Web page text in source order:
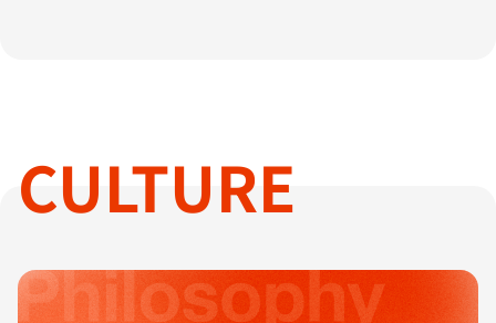
CULTURE